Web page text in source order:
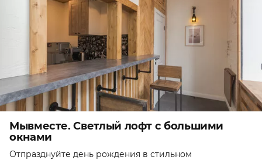
Мывместе. Светлый лофт с большими
окнами
Отпразднуйте день рождения в стильном